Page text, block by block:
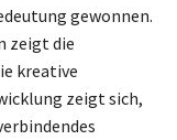
gewonnen.
zeigt die
kreative
zeigt sich,